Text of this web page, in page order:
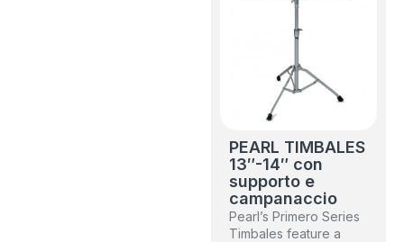
PEARL TIMBALES
13″-14″ con
supporto e
campanaccio
Pearl’s Primero Series
Timbales feature a